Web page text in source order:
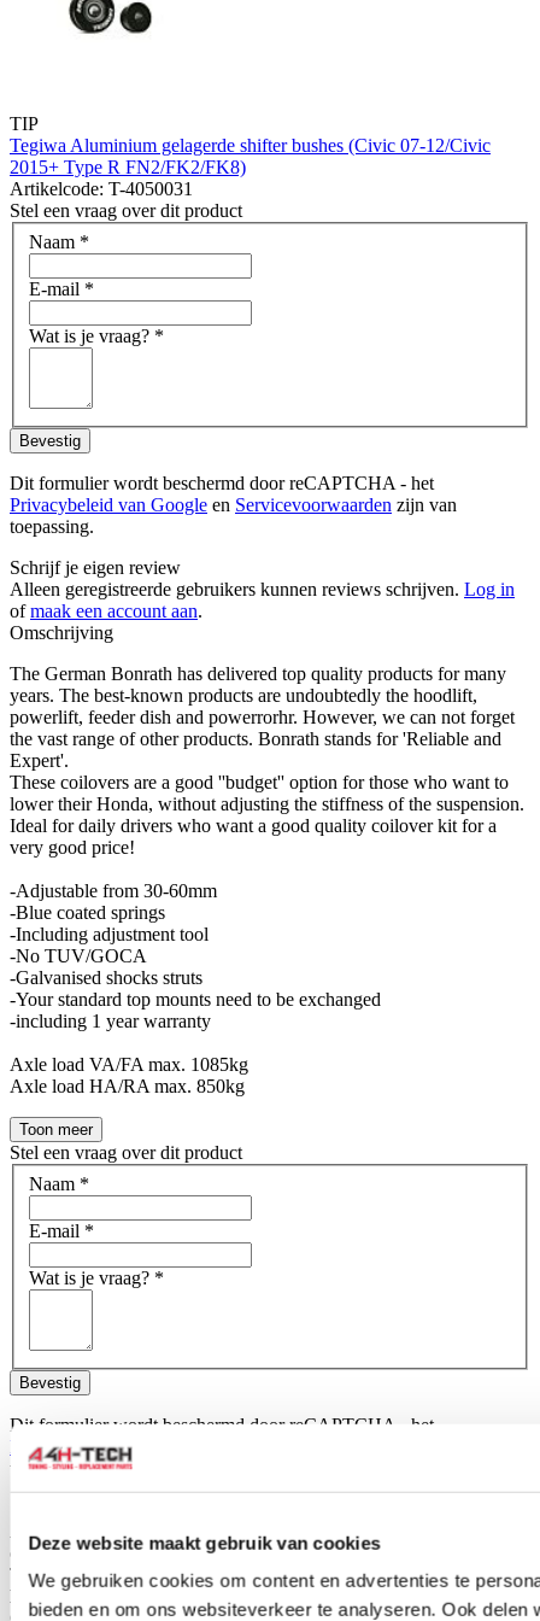
Deze website maakt gebruik van cookies
We gebruiken cookies om content en advertenties te
bieden en om ons websiteverkeer te analyseren. Ook
TIP
Tegiwa Aluminium gelagerde shifter bushes (Civic 07-12/Civic
2015+ Type R FN2/FK2/FK8)
Artikelcode: T-4050031
Stel een vraag over dit product
Naam *
E-mail *
Wat is je vraag? *
Bevestig
Dit formulier wordt beschermd door reCAPTCHA - het
Privacybeleid van Google en Servicevoorwaarden zijn van
toepassing.
Schrijf je eigen review
Alleen geregistreerde gebruikers kunnen reviews schrijven. Log in
ofmaak een account aan.
Omschrijving
The German Bonrath has delivered top quality products for many
years. The best-known products are undoubtedly the hoodlift,
powerlift, feeder dish and powerrorhr. However, we can not forget
the vast range of other products. Bonrath stands for 'Reliable and
Expert'.
These coilovers are a good ''budget'' option for those who want to
lower their Honda, without adjusting the stiffness of the suspension.
Ideal for daily drivers who want a good quality coilover kit for a
very good price!
-Adjustable from 30-60mm
-Blue coated springs
-Including adjustment tool
-No TUV/GOCA
-Galvanised shocks struts
-Your standard top mounts need to be exchanged
-including 1 year warranty
Axle load VA/FA max. 1085kg
Axle load HA/RA max. 850kg
Toon meer
Stel een vraag over dit product
Naam *
E-mail *
Wat is je vraag? *
Bevestig
Dit formulier wordt beschermd door reCAPTCHA - het
Privacybeleid van Google
toepassing.
Alleen geregistreerde gebruikers kunnen reviews schrijven.
ofmaak een account aan.
Toepasbaar op:
Honda